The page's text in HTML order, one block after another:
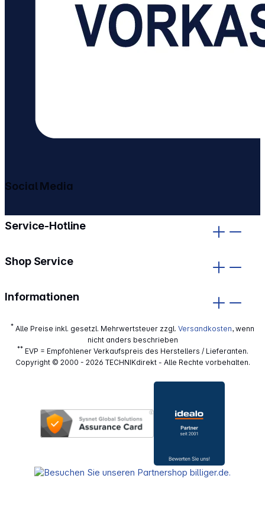
Service-Hotline
Shop Service
Informationen
Social Media
* Alle Preise inkl. gesetzl. Mehrwertsteuer zzgl. Versandkosten, wenn
nicht anders beschrieben
**EVP = Empfohlener Verkaufspreis des Herstellers / Lieferanten.
Copyright © 2000 - 2026 TECHNIKdirekt - Alle Rechte vorbehalten.